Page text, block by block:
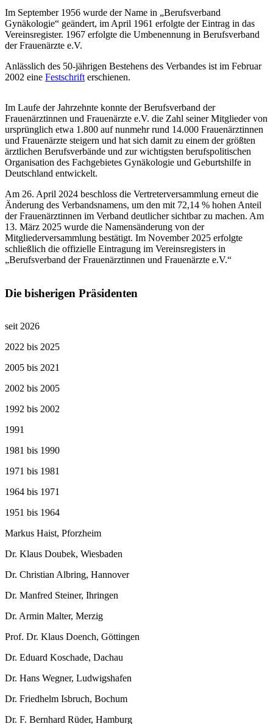
Im September 1956 wurde der Name in „Berufsverband
Gynäkologie“ geändert, im April 1961 erfolgte der Eintrag in das
Vereinsregister. 1967 erfolgte die Umbenennung in Berufsverband
der Frauenärzte e.V.
Anlässlich des 50-jährigen Bestehens des Verbandes ist im Februar
2002 eine Festschrift erschienen.
Im Laufe der Jahrzehnte konnte der Berufsverband der
Frauenärztinnen und Frauenärzte e.V. die Zahl seiner Mitglieder von
ursprünglich etwa 1.800 auf nunmehr rund 14.000 Frauenärztinnen
und Frauenärzte steigern und hat sich damit zu einem der größten
ärztlichen Berufsverbände und zur wichtigsten berufspolitischen
Organisation des Fachgebietes Gynäkologie und Geburtshilfe in
Deutschland entwickelt.
Am 26. April 2024 beschloss die Vertreterversammlung erneut die
Änderung des Verbandsnamens, um den mit 72,14 % hohen Anteil
der Frauenärztinnen im Verband deutlicher sichtbar zu machen. Am
13. März 2025 wurde die Namensänderung von der
Mitgliederversammlung bestätigt. Im November 2025 erfolgte
schließlich die offizielle Eintragung im Vereinsregisters in
„Berufsverband der Frauenärztinnen und Frauenärzte e.V.“
Die bisherigen Präsidenten
seit 2026
2022 bis 2025
2005 bis 2021
2002 bis 2005
1992 bis 2002
1991
1981 bis 1990
1971 bis 1981
1964 bis 1971
1951 bis 1964
Markus Haist, Pforzheim
Dr. Klaus Doubek, Wiesbaden
Dr. Christian Albring, Hannover
Dr. Manfred Steiner, Ihringen
Dr. Armin Malter, Merzig
Prof. Dr. Klaus Doench, Göttingen
Dr. Eduard Koschade, Dachau
Dr. Hans Wegner, Ludwigshafen
Dr. Friedhelm Isbruch, Bochum
Dr. F. Bernhard Rüder, Hamburg